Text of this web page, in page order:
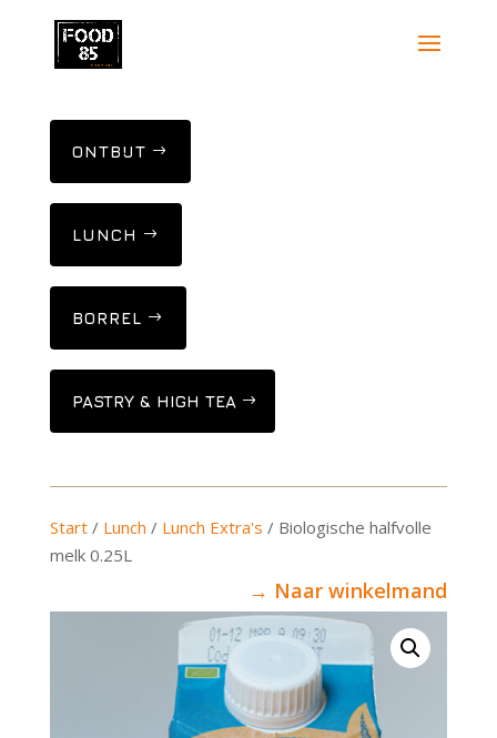
ONTBIJT
LUNCH
BORREL
PASTRY & HIGH TEA
Start/ Lunch / Lunch Extra's / Biologische halfvolle
melk 0.25L
→ Naar winkelmand